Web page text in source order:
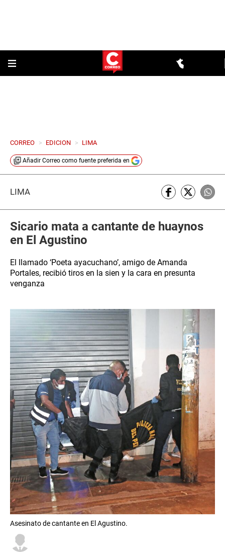
CORREO > EDICION > LIMA
Añadir Correo como fuente preferida en
LIMA
Sicario mata a cantante de huaynos
en El Agustino
El llamado ‘Poeta ayacuchano’, amigo de Amanda
Portales, recibió tiros en la sien y la cara en presunta
venganza
Asesinato de cantante en El Agustino.